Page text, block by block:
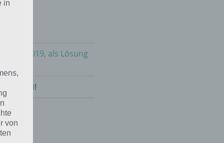
26.1.2019, als Lösung
2020!
in
von